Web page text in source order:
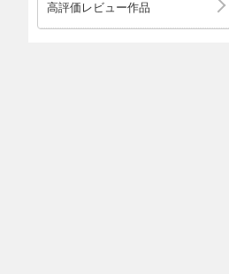
高評価レビュー作品